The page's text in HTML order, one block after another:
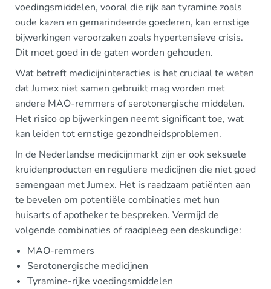
voedingsmiddelen, vooral die rijk aan tyramine zoals
oude kazen en gemarindeerde goederen, kan ernstige
bijwerkingen veroorzaken zoals hypertensieve crisis.
Dit moet goed in de gaten worden gehouden.
Wat betreft medicijninteracties is het cruciaal te weten
dat Jumex niet samen gebruikt mag worden met
andere MAO-remmers of serotonergische middelen.
Het risico op bijwerkingen neemt significant toe, wat
kan leiden tot ernstige gezondheidsproblemen.
In de Nederlandse medicijnmarkt zijn er ook seksuele
kruidenproducten en reguliere medicijnen die niet goed
samengaan met Jumex. Het is raadzaam patiënten aan
te bevelen om potentiële combinaties met hun
huisarts of apotheker te bespreken. Vermijd de
volgende combinaties of raadpleeg een deskundige:
MAO-remmers
Serotonergische medicijnen
Tyramine-rijke voedingsmiddelen